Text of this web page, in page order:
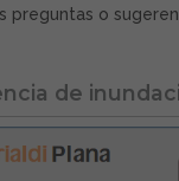
preguntas o
de